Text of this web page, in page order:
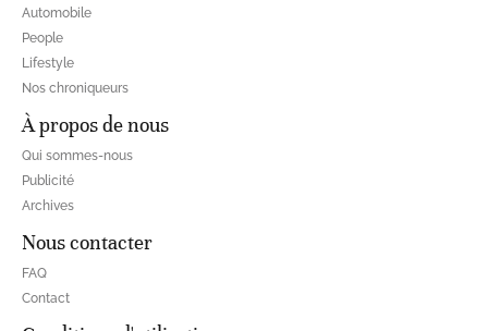
Automobile
People
Lifestyle
Nos chroniqueurs
À propos de nous
Qui sommes-nous
Publicité
Archives
Nous contacter
FAQ
Contact